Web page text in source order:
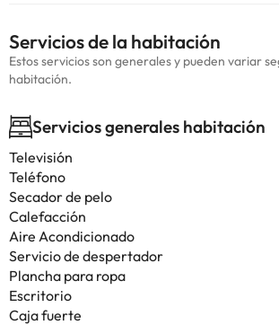
Servicios de la habitación
Estos servicios son generales y pueden variar
habitación.
Servicios generales habitación
Televisión
Teléfono
Secador de pelo
Calefacción
Aire Acondicionado
Servicio de despertador
Plancha para ropa
Escritorio
Caja fuerte